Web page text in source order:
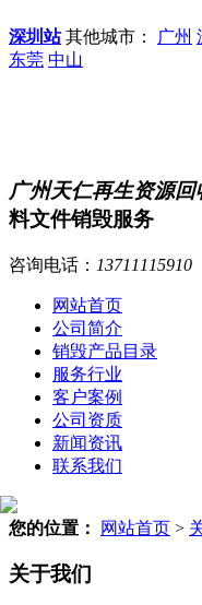
深圳站其他城市： 广州
东莞 中山
广州天仁再生资源
料文件销毁服务
咨询电话： 13711115910
网站首页
公司简介
销毁产品目录
服务行业
客户案例
公司资质
新闻资讯
联系我们
您的位置： 网站首页 >
关于我们